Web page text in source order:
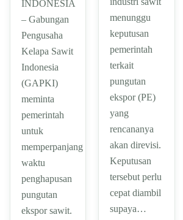
INDONESIA
– Gabungan
Pengusaha
Kelapa Sawit
Indonesia
(GAPKI)
meminta
pemerintah
untuk
memperpanjang
waktu
penghapusan
pungutan
ekspor sawit.
menunggu
keputusan
pemerintah
terkait
pungutan
ekspor (PE)
yang
rencananya
akan direvisi.
Keputusan
tersebut perlu
cepat diambil
supaya…